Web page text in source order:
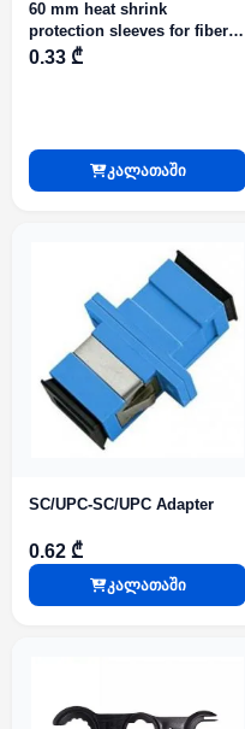
60 mm heat shrink
protection sleeves for fiber
optical fusion splice
0.33 ₾
კალათაში
SC/UPC-SC/UPC Adapter
0.62 ₾
კალათაში